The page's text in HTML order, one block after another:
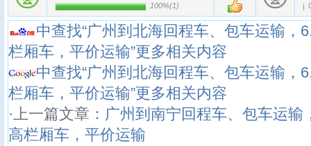
100%(1)
中查找“广州到北海回程车、包车运输，
栏厢车，平价运输”更多相关内容
中查找“广州到北海回程车、包车运输，
栏厢车，平价运输”更多相关内容
·上一篇文章： 广州到南宁回程车、包车运输
高栏厢车，平价运输